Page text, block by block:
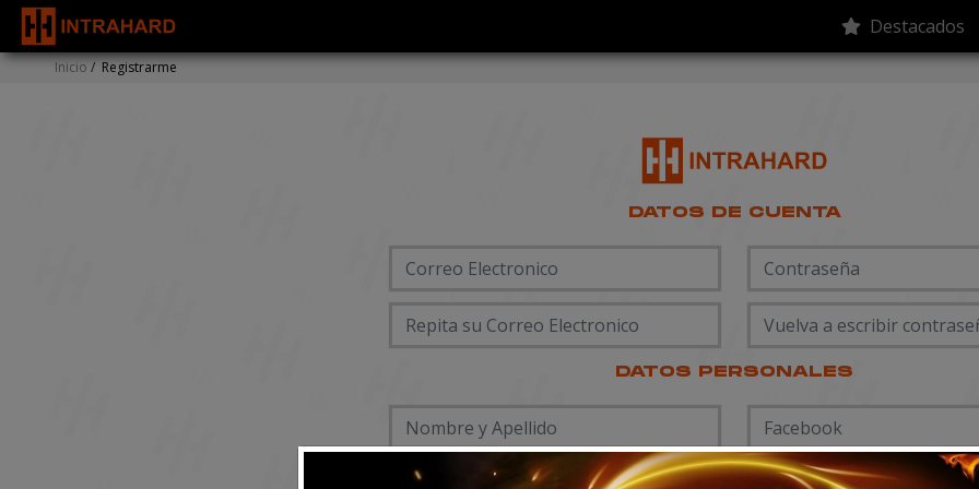
Destacados
Inicio / Registrarme
DATOS DE CUENTA
DATOS PERSONALES